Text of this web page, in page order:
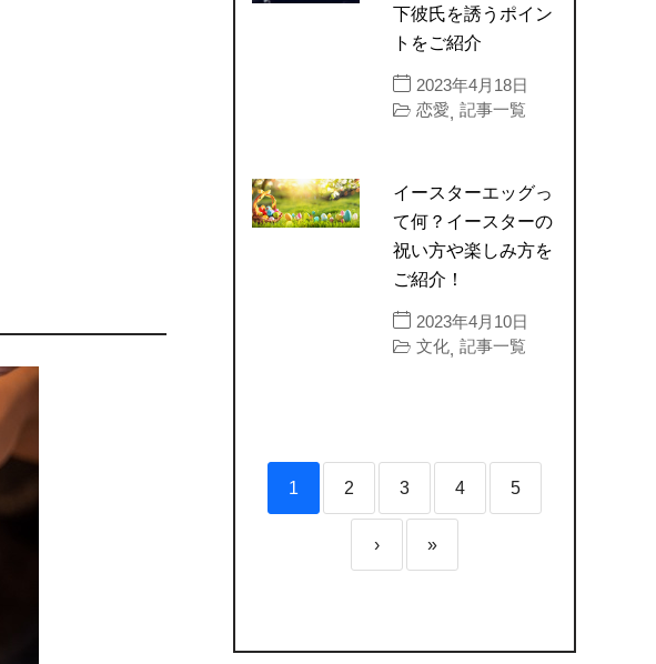
下彼氏を誘うポイン
トをご紹介
2023年4月18日
恋愛, 記事一覧
イースターエッグっ
て何？イースターの
祝い方や楽しみ方を
ご紹介！
2023年4月10日
文化, 記事一覧
1 2 3 4 5
› »